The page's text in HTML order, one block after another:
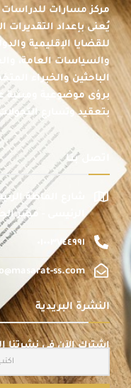
مركز مسارات للدراسات
يُعنى بإعداد التقديرات
للقضايا الإقليمية
والسياسات العامة،
الباحثين والخبراء
برؤى موضوعية ومبنية
بتعقيد وتسارع
اتصل بنا
شارع الماظة
الرئيسى - مصر
٠١٠٠٣٧٤٤٩٩١
ss.com
النشرة البريدية
اشترك الآن في نشرتنا